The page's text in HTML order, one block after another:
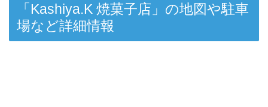
「Kashiya.K 焼菓子店」の地図や駐車
場など詳細情報